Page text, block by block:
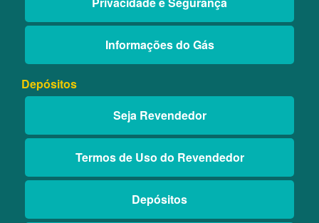
Informações do Gás
Depósitos
Seja Revendedor
Termos de Uso do Revendedor
Depósitos